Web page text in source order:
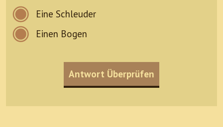
Eine Schleuder
Einen Bogen
Antwort Überprüfen